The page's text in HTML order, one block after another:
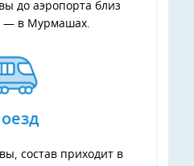
до аэропорта близ
— в Мурмашах.
состав приходит в